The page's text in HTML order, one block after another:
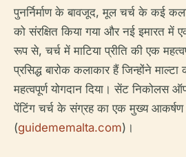
पुनर्निर्माण के बावजूद, मूल चर्च के कई
को संरक्षित किया गया और नई इमारत में
रूप से, चर्च में माटिया प्रीति की एक
प्रसिद्ध बारोक कलाकार हैं जिन्होंने
महत्वपूर्ण योगदान दिया। सेंट निकोलस
पेंटिंग चर्च के संग्रह का एक मुख्य आकर्षण
(guidememalta.com)।